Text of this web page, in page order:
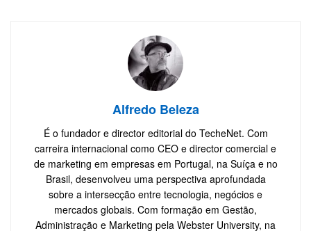
Alfredo Beleza
É o fundador e director editorial do TecheNet. Com
carreira internacional como CEO e director comercial e
de marketing em empresas em Portugal, na Suíça e no
Brasil, desenvolveu uma perspectiva aprofundada
sobre a intersecção entre tecnologia, negócios e
mercados globais. Com formação em Gestão,
Administração e Marketing pela Webster University, na